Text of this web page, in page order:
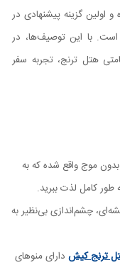
اولین گزینه پیشنهادی در
است. با این توصیف‌ها، در
هتل ترنج، تجربه سفر
موج واقع شده که به
کامل لذت ببرید.
چشم‌اندازی بی‌نظیر به
ترنج کیش دارای منوهای